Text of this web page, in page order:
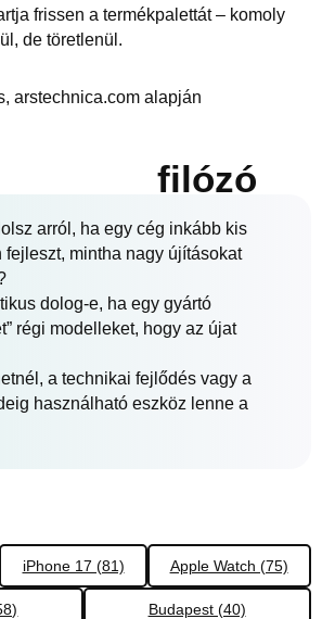
frissen a termékpalettát – komoly
de töretlenül.
arstechnica.com alapján
filózó
arról, ha egy cég inkább kis
fejleszt, mintha nagy újításokat
dolog-e, ha egy gyártó
régi modelleket, hogy az újat
a technikai fejlődés vagy a
használható eszköz lenne a
iPhone 17 (81) Apple Watch (75)
Budapest (40)